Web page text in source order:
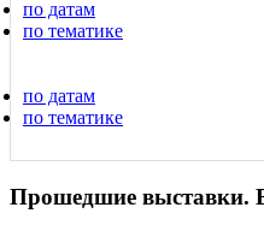
по датам
по тематике
по датам
по тематике
Прошедшие выставки.